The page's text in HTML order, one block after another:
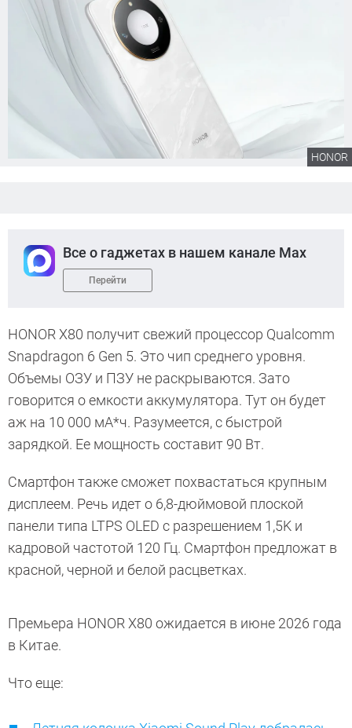
HONOR
Все о гаджетах в нашем канале Max
Перейти
HONOR X80 получит свежий процессор Qualcomm
Snapdragon 6 Gen 5. Это чип среднего уровня.
Объемы ОЗУ и ПЗУ не раскрываются. Зато
говорится о емкости аккумулятора. Тут он будет
аж на 10 000 мА*ч. Разумеется, с быстрой
зарядкой. Ее мощность составит 90 Вт.
Смартфон также сможет похвастаться крупным
дисплеем. Речь идет о 6,8-дюймовой плоской
панели типа LTPS OLED с разрешением 1,5K и
кадровой частотой 120 Гц. Смартфон предложат в
красной, черной и белой расцветках.
Премьера HONOR X80 ожидается в июне 2026 года
в Китае.
Что еще: